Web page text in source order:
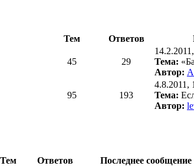
Тем Ответов
45 29
Тема:
Автор:
95 193
4.8.2011,
Тема:
Автор:
Тем Ответов
Последнее сообщение